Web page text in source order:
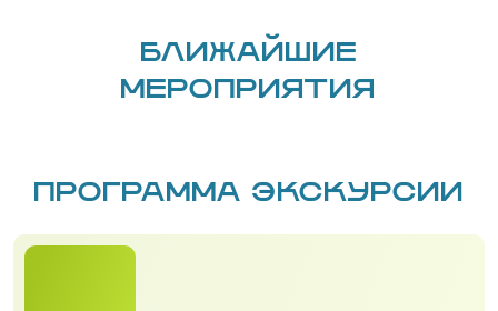
БЛИЖАЙШИЕ
МЕРОПРИЯТИЯ
ПРОГРАММА ЭКСКУРСИИ